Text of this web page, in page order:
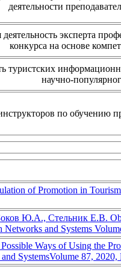
деятельности
эксперта
конкурса на основе
туристских
научно-
по обучению
of Promotion in
Ю.А., Стельник Е.В.
and Systems
Ways of Using the
SystemsVolume 87, 2020,